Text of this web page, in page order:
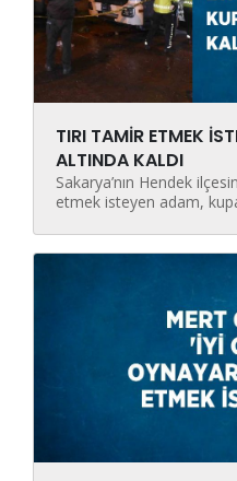
TIRI TAMİR ETMEK
ALTINDA KALDI
Sakarya’nın Hendek
etmek isteyen adam,